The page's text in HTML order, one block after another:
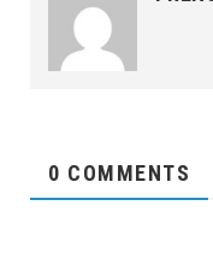
0 COMMENTS